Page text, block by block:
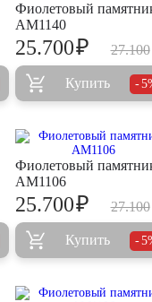
Фиолетовый
AM1140
27.100
25.700₽
Купить
Фиолетовый
AM1106
27.100
25.700₽
Купить